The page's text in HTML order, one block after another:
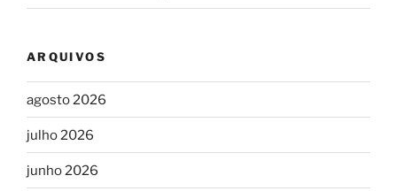
ARQUIVOS
agosto 2026
julho 2026
junho 2026